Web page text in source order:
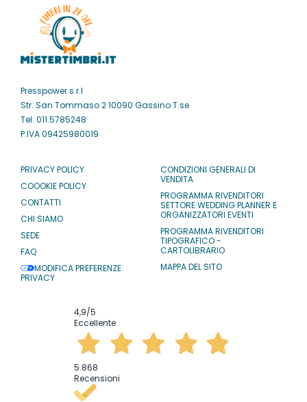
Presspower s.r.l
Str. San Tommaso 2 10090 Gassino T.se
Tel: 011.5785248
P.IVA 09425980019
PRIVACY POLICY
COOOKIE POLICY
CONTATTI
CHI SIAMO
SEDE
FAQ
MODIFICA PREFERENZE
PRIVACY
CONDIZIONI GENERALI DI
VENDITA
PROGRAMMA RIVENDITORI
SETTORE WEDDING PLANNER E
ORGANIZZATORI EVENTI
PROGRAMMA RIVENDITORI
TIPOGRAFICO -
CARTOLIBRARIO
MAPPA DEL SITO
4,9/5
Eccellente
5.868
Recensioni